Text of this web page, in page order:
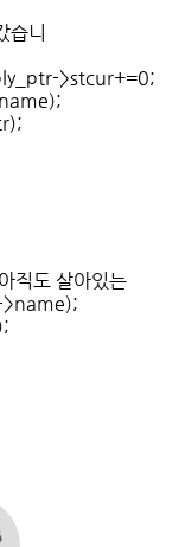
니
>stcur+=0;
도 살아있는